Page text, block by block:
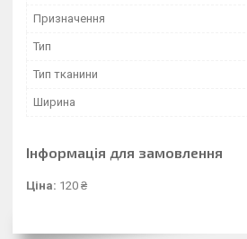
Призначення
Тип
Тип тканини
Ширина
Інформація для замовлення
Ціна: 120 ₴